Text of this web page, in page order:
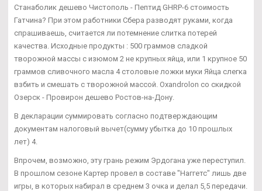
Станаболик дешево Чистополь - Пептид GHRP-6 стоимость
Гатчина? При этом работники Сбера разводят руками, когда
спрашиваешь, считается ли потемнение слитка потерей
качества. Исходные продукты : 500 граммов сладкой
творожной массы с изюмом 2 не крупных яйца, или 1 крупное 50
граммов сливочного масла 4 столовые ложки муки Яйца слегка
взбить и смешать с творожной массой. Oxandrolon со скидкой
Озерск - Провирон дешево Ростов-на-Дону.
В декларации суммировать согласно подтверждающим
документам налоговый вычет(сумму убытка до 10 прошлых
лет) 4.
Впрочем, возможно, эту грань режим Эрдогана уже переступил.
В прошлом сезоне Картер провел в составе "Наггетс" лишь две
игры, в которых набирал в среднем 3 очка и делал 5,5 передачи.